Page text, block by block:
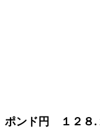
ポンド円 １２８.